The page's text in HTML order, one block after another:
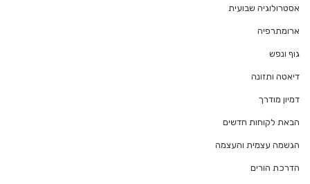
אסטרולוגיה שבועית
ארומתרפיה
גוף ונפש
דיאטה ותזונה
דמיון מודרך
הבאת לקוחות חדשים
הגשמה עצמית והעצמה
הדרכת הורים